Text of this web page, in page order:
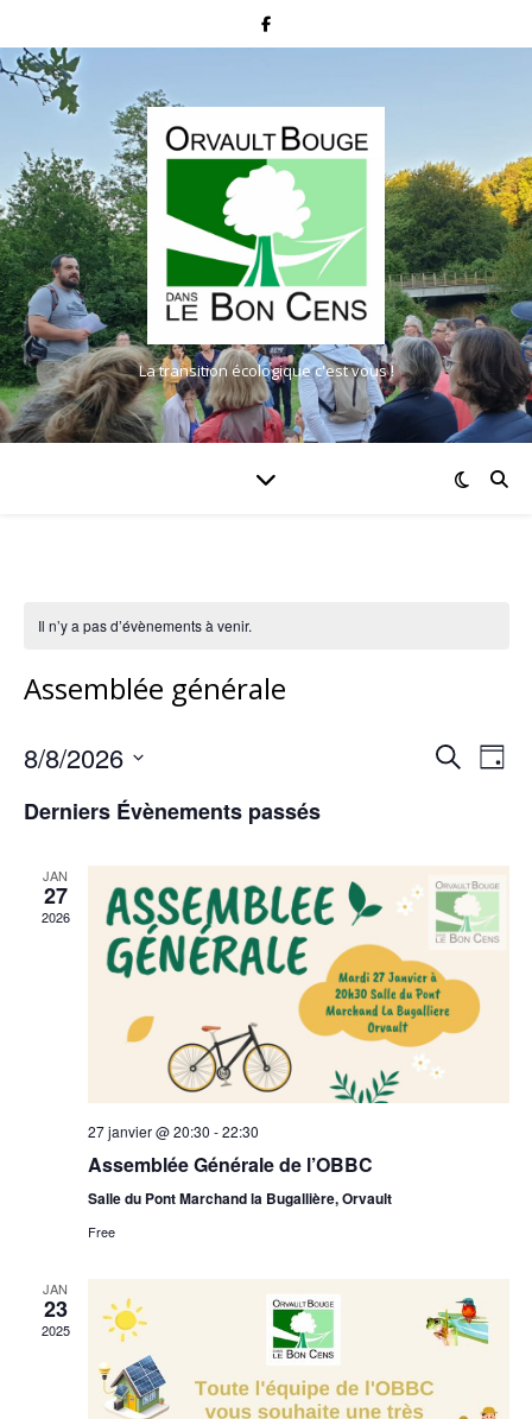
La transition écologique c'est vous !
Il n’y a pas d’évènements à venir.
Assemblée générale
de
vues
Recherche
Jour
8/8/2026
une
Derniers Évènements passés
JAN
27
2026
27 janvier @ 20:30 -22:30
Assemblée Générale de l’OBBC
Salle du Pont Marchand la Bugallière, Orvault
Free
JAN
23
2025